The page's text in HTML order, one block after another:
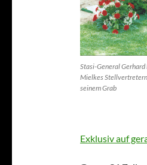
Stasi-General
Mielkes
seinem Grab
Exklusiv auf